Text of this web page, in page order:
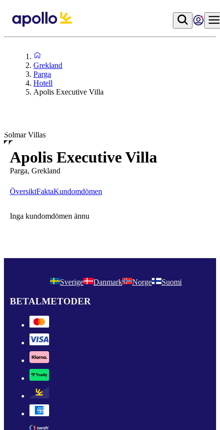
Grekland
Parga
Hotell
Apolis Executive Villa
Solmar Villas
Apolis Executive Villa
Parga, Grekland
ÖversiktFaktaKundomdömen
Inga kundomdömen ännu
Sverige Danmark Norge Suomi
BETALMETODER